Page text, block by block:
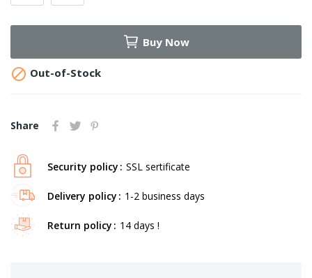
Buy Now
 Out-of-Stock
Share
Security policy SSL sertificate
Delivery policy 1-2 business days
Return policy 14 days !